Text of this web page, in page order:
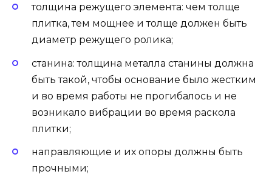
толщина режущего элемента: чем толще
плитка, тем мощнее и толще должен быть
диаметр режущего ролика;
станина: толщина металла станины должна
быть такой, чтобы основание было жестким
и во время работы не прогибалось и не
возникало вибрации во время раскола
плитки;
направляющие и их опоры должны быть
прочными;